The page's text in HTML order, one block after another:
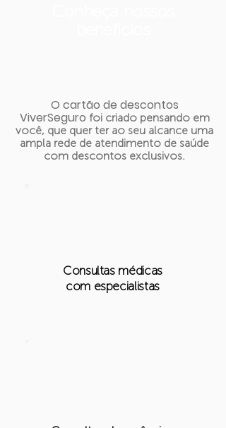
O cartão de descontos
ViverSeguro foi criado pensando em
você, que quer ter ao seu alcance uma
ampla rede de atendimento de saúde
com descontos exclusivos.
Consultas médicas
com especialistas